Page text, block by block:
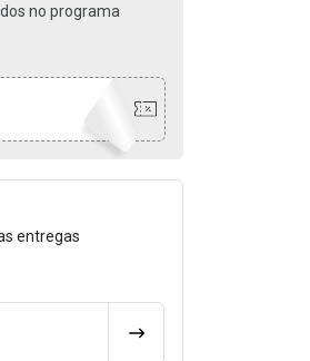
no programa
Frete
entregas
CALCULAR FRETE